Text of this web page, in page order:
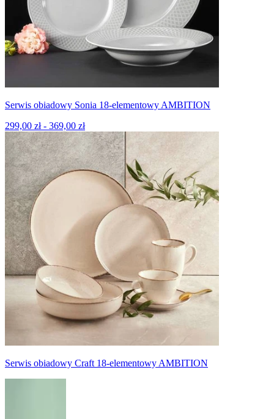
Serwis obiadowy Sonia 18-elementowy AMBITION
299,00 zł - 369,00 zł
Serwis obiadowy Craft 18-elementowy AMBITION